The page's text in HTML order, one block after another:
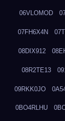
06VLOMOD
07FH6X4N
08DIX912
08R2TE13
09RKK0JO
0BO4RLHU